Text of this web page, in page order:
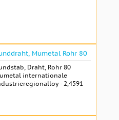
Mumetal Rohr 80
Draht, Rohr 80
internationale
- 2,4591